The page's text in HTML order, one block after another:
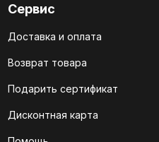
Сервис
Доставка и оплата
Возврат товара
Подарить сертификат
Дисконтная карта